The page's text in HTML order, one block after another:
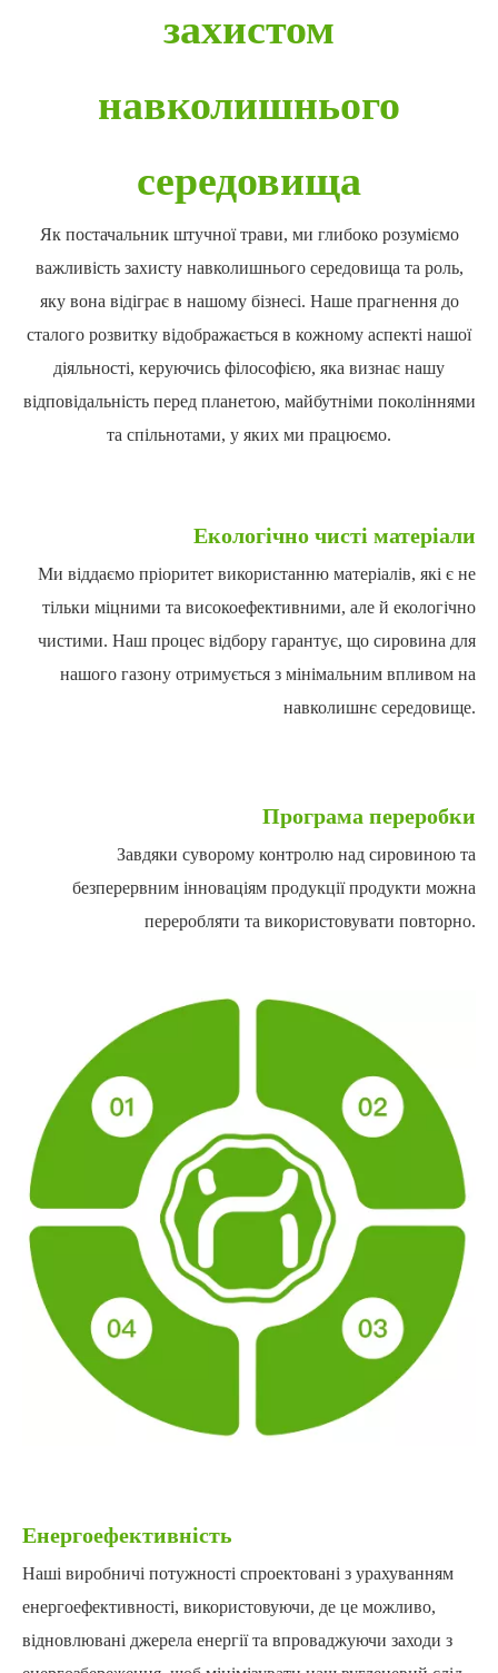
захистом
навколишнього
середовища
Як постачальник штучної трави, ми глибоко розуміємо
важливість захисту навколишнього середовища та роль,
яку вона відіграє в нашому бізнесі. Наше прагнення до
сталого розвитку відображається в кожному аспекті нашої
діяльності, керуючись філософією, яка визнає нашу
відповідальність перед планетою, майбутніми поколіннями
та спільнотами, у яких ми працюємо.
Екологічно чисті матеріали
Ми віддаємо пріоритет використанню матеріалів, які є не
тільки міцними та високоефективними, але й екологічно
чистими. Наш процес відбору гарантує, що сировина для
нашого газону отримується з мінімальним впливом на
навколишнє середовище.
Програма переробки
Завдяки суворому контролю над сировиною та
безперервним інноваціям продукції продукти можна
переробляти та використовувати повторно.
Енергоефективність
Наші виробничі потужності спроектовані з урахуванням
енергоефективності, використовуючи, де це можливо,
відновлювані джерела енергії та впроваджуючи заходи з